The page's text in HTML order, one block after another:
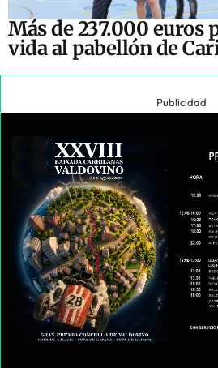
Más de 237.000 euros
vida al pabellón de
Publicidad